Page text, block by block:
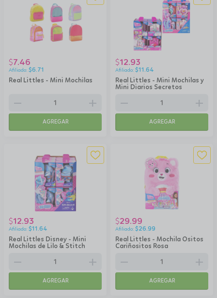
Real Littles - Mini Mochilas
$7.46
$6.71
remove add
AGREGAR
Real Littles - Mini Mochilas y
Mini Diarios Secretos
$12.93
$11.64
remove add
AGREGAR
Real Littles Disney - Mini
Mochilas de Lilo & Stitch
$12.93
$11.64
remove add
AGREGAR
Real Littles - Mochila Ositos
Cariñositos Rosa
$29.99
$26.99
remove add
AGREGAR